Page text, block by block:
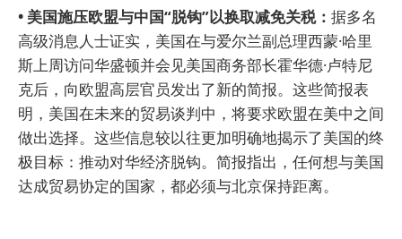
• 美国施压欧盟与中国“脱钩”以换取减免关税： 据多名
高级消息人士证实，美国在与爱尔兰副总理西蒙·哈里
斯上周访问华盛顿并会见美国商务部长霍华德·卢特尼
克后，向欧盟高层官员发出了新的简报。这些简报表
明，美国在未来的贸易谈判中，将要求欧盟在美中之间
做出选择。这些信息较以往更加明确地揭示了美国的终
极目标：推动对华经济脱钩。简报指出，任何想与美国
达成贸易协定的国家，都必须与北京保持距离。